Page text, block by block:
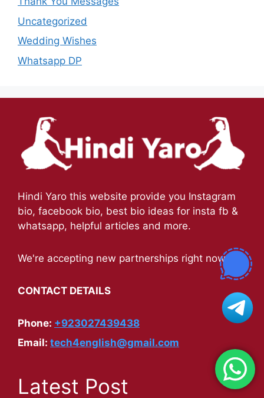
Uncategorized
Wedding Wishes
Whatsapp DP
Hindi Yaro this website provide you Instagram
bio, facebook bio, best bio ideas for insta fb &
whatsapp, helpful articles and more.
We're accepting new partnerships right now.
CONTACT DETAILS
Phone: +923027439438
Email: tech4english@gmail.com
Latest Post